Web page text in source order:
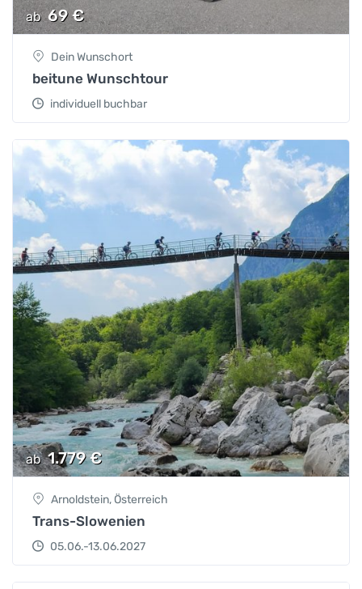
ab 69€
Dein Wunschort
beitune Wunschtour
individuell buchbar
ab 1.779€
Arnoldstein, Österreich
Trans-Slowenien
05.06.-13.06.2027